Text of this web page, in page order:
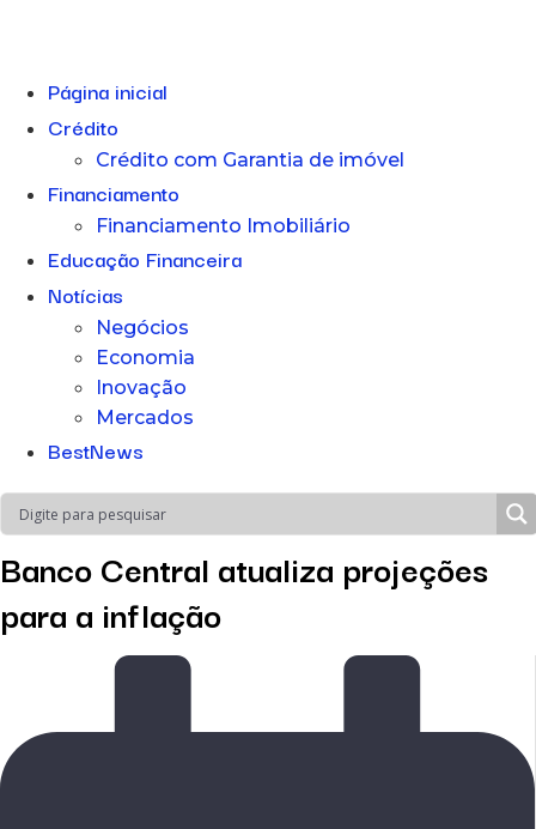
Página inicial
Crédito
Crédito com Garantia de imóvel
Financiamento
Financiamento Imobiliário
Educação Financeira
Notícias
Negócios
Economia
Inovação
Mercados
BestNews
Banco Central atualiza projeções
para a inflação